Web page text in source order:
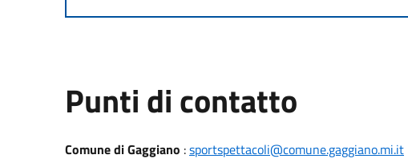
Punti di contatto
Comune di Gaggiano :sportspettacoli@comune.gaggiano.mi.it